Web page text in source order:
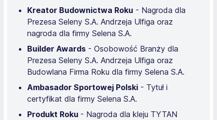
Kreator Budownictwa Roku - Nagroda dla
Prezesa Seleny S.A. Andrzeja Ulfiga oraz
nagroda dla firmy Selena S.A.
Builder Awards - Osobowość Branży dla
Prezesa Seleny S.A. Andrzeja Ulfiga oraz
Budowlana Firma Roku dla firmy Selena S.A.
Ambasador Sportowej Polski - Tytuł i
certyfikat dla firmy Selena S.A.
Produkt Roku - Nagroda dla kleju TYTAN